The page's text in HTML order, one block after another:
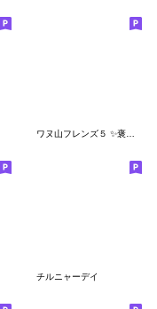
ワヌ山フレンズ５ ✨褒めるスタンプ
チルニャーデイ